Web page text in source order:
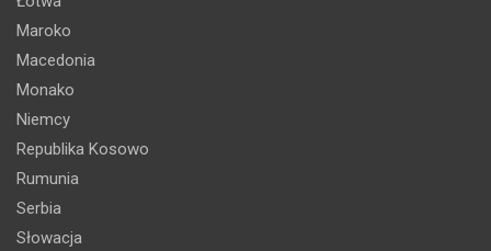
Maroko
Macedonia
Monako
Niemcy
Republika Kosowo
Rumunia
Serbia
Słowacja